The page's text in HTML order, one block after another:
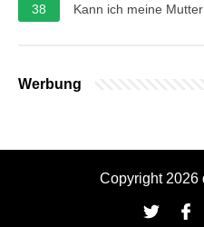
38 Kann ich meine
Werbung
Copyright 2026